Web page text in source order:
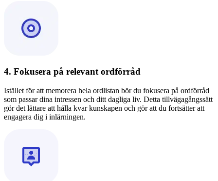
4. Fokusera på relevant ordförråd
Istället för att memorera hela ordlistan bör du fokusera på ordförråd
som passar dina intressen och ditt dagliga liv. Detta tillvägagångssätt
gör det lättare att hålla kvar kunskapen och gör att du fortsätter att
engagera dig i inlärningen.